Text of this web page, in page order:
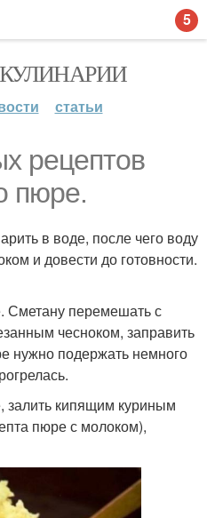
статьи
рецептов
пюре.
в воде, после чего воду
и довести до готовности.
Сметану перемешать с
чесноком, заправить
нужно подержать немного
залить кипящим куриным
пюре с молоком),
5